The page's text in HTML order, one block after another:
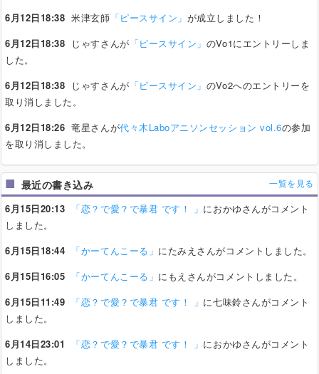
6月12日18:38 米津玄師 「ピースサイン」 が成立しました！
6月12日18:38 じゃすさんが 「ピースサイン」 のVo1にエントリーしま
した。
6月12日18:38 じゃすさんが 「ピースサイン」 のVo2へのエントリーを
取り消しました。
6月12日18:26 竜星さんが代々木Laboアニソンセッション vol.6の参加
を取り消しました。
最近の書き込み 一覧を見る
6月15日20:13 「恋？で愛？で暴君 です！ 」 におかゆさんがコメント
しました。
6月15日18:44
「かーてんこーる」 にたみえさんがコメントしました。
6月15日16:05
「かーてんこーる」 にもえさんがコメントしました。
6月15日11:49
「恋？で愛？で暴君 です！ 」 に七味鈴さんがコメント
しました。
6月14日23:01
「恋？で愛？で暴君 です！ 」 におかゆさんがコメント
しました。